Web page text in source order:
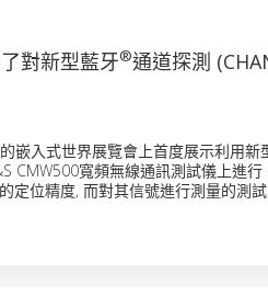
對新型藍牙®通道探測
嵌入式世界展覽會上首度展示利用新
CMW500寬頻無線通訊測試儀上進行
定位精度, 而對其信號進行測量的測